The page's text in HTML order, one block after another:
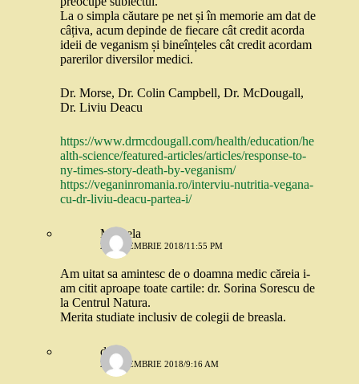
La o simpla căutare pe net și în memorie am dat de
câțiva, acum depinde de fiecare cât credit acorda
ideii de veganism și bineînțeles cât credit acordam
parerilor diversilor medici.
Dr. Morse, Dr. Colin Campbell, Dr. McDougall,
Dr. Liviu Deacu
https://www.drmcdougall.com/health/education/he
alth-science/featured-articles/articles/response-to-
ny-times-story-death-by-veganism/
https://veganinromania.ro/interviu-nutritia-vegana-
cu-dr-liviu-deacu-partea-i/
Mihaela
23 NOIEMBRIE 2018/11:55 PM
Am uitat sa amintesc de o doamna medic căreia i-
am citit aproape toate cartile: dr. Sorina Sorescu de
la Centrul Natura.
Merita studiate inclusiv de colegii de breasla.
dia
24 NOIEMBRIE 2018/9:16 AM